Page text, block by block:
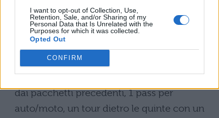
I want to opt-out of Collection, Use,
Retention, Sale, and/or Sharing of my
Personal Data that Is Unrelated with the
Purposes for which it was collected.
Opted Out
CONFIRM
un costo di 210,50 € + Commissioni.
L’unica tipologia di biglietto rimasta
disponibile al momento è, come detto
sopra, l’I-Pack VIP / Prezzo intero che
comprende, in aggiunta a quanto previsto
dai pacchetti precedenti, 1 pass per
auto/moto, un tour dietro le quinte con un